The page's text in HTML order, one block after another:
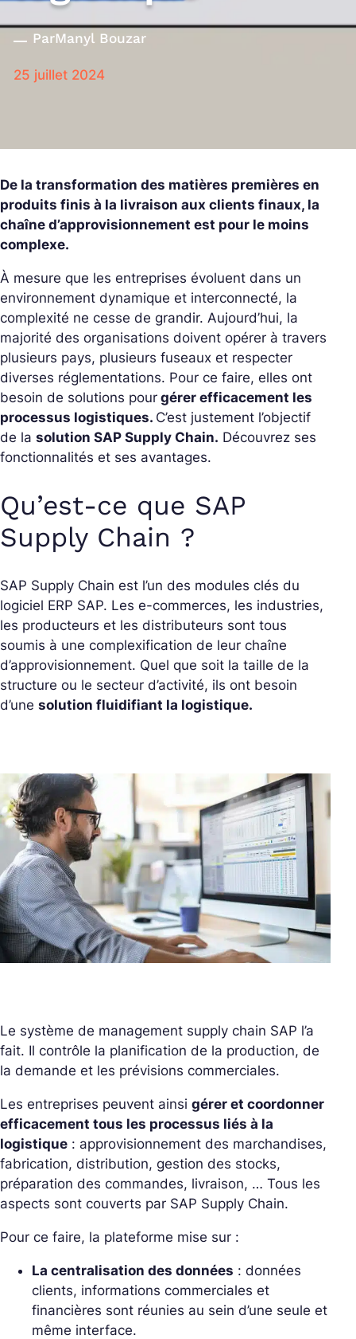
ParManyl Bouzar
25 juillet 2024
De la transformation des matières premières en
produits finis à la livraison aux clients finaux, la
chaîne d’approvisionnement est pour le moins
complexe.
À mesure que les entreprises évoluent dans un
environnement dynamique et interconnecté, la
complexité ne cesse de grandir. Aujourd’hui, la
majorité des organisations doivent opérer à travers
plusieurs pays, plusieurs fuseaux et respecter
diverses réglementations. Pour ce faire, elles ont
besoin de solutions pour gérer efficacement les
processus logistiques. C’est justement l’objectif
de la solution SAP Supply Chain. Découvrez ses
fonctionnalités et ses avantages.
Qu’est-ce que SAP
Supply Chain ?
SAP Supply Chain est l’un des modules clés du
logiciel ERP SAP. Les e-commerces, les industries,
les producteurs et les distributeurs sont tous
soumis à une complexification de leur chaîne
d’approvisionnement. Quel que soit la taille de la
structure ou le secteur d’activité, ils ont besoin
d’une solution fluidifiant la logistique.
Le système de management supply chain SAP l’a
fait. Il contrôle la planification de la production, de
la demande et les prévisions commerciales.
Les entreprises peuvent ainsi gérer et coordonner
efficacement tous les processus liés à la
logistique : approvisionnement des marchandises,
fabrication, distribution, gestion des stocks,
préparation des commandes, livraison, … Tous les
aspects sont couverts par SAP Supply Chain.
Pour ce faire, la plateforme mise sur :
La centralisation des données : données
clients, informations commerciales et
financières sont réunies au sein d’une seule et
même interface.